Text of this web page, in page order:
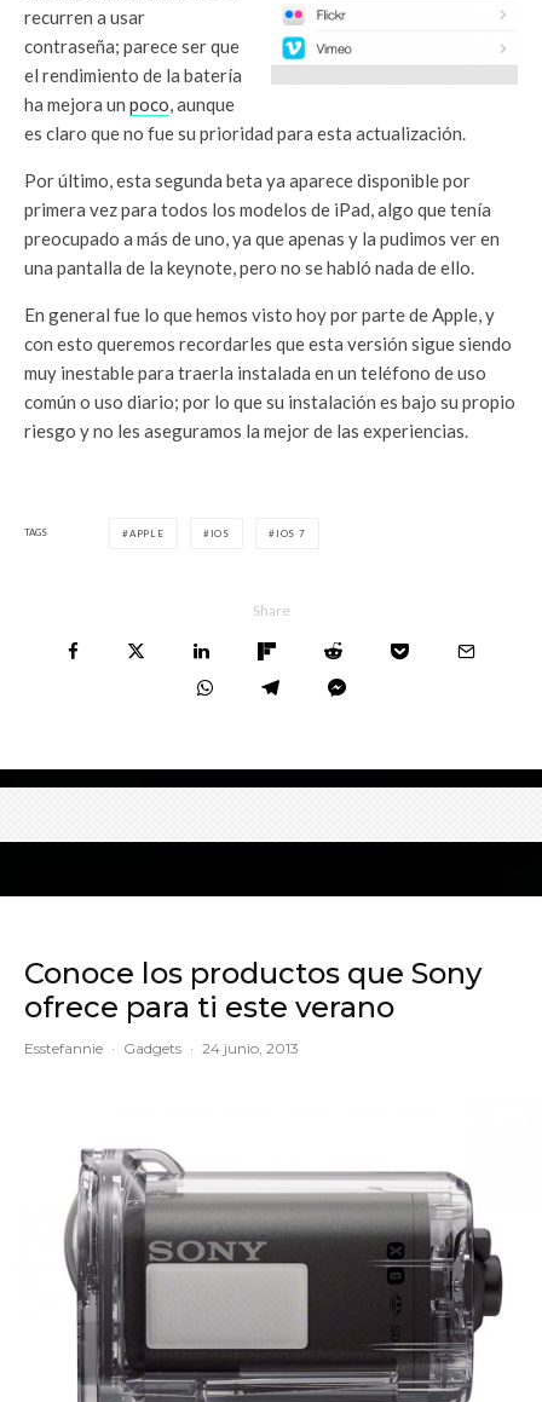
recurren a usar
contraseña; parece ser que
el rendimiento de la batería
ha mejora un poco, aunque
es claro que no fue su prioridad para esta actualización.
Por último, esta segunda beta ya aparece disponible por
primera vez para todos los modelos de iPad, algo que tenía
preocupado a más de uno, ya que apenas y la pudimos ver en
una pantalla de la keynote, pero no se habló nada de ello.
En general fue lo que hemos visto hoy por parte de Apple, y
con esto queremos recordarles que esta versión sigue siendo
muy inestable para traerla instalada en un teléfono de uso
común o uso diario; por lo que su instalación es bajo su propio
riesgo y no les aseguramos la mejor de las experiencias.
TAGS APPLE IOS IOS 7
Share
Conoce los productos que Sony
ofrece para ti este verano
Esstefannie · Gadgets · 24 junio, 2013